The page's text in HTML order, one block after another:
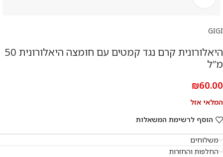
GIGI
היאלורונית קרם נגד קמטים עם חומצה היאלורונית 50
מ”ל
₪60.00
המלאי אזל
הוסף לרשימת המשאלות
משלוחים
החלפות והחזרות